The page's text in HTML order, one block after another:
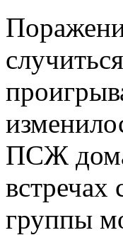
ПСЖ дома
группы